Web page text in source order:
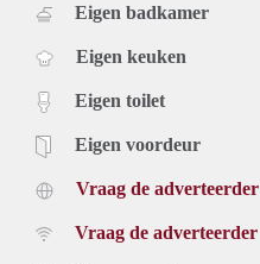
Eigen badkamer
Eigen keuken
Eigen toilet
Eigen voordeur
Vraag de adverteerder
Vraag de adverteerder